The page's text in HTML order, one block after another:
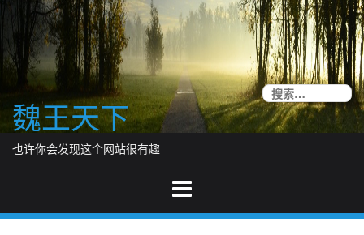
content
魏王天下
也许你会发现这个网站很有趣
搜